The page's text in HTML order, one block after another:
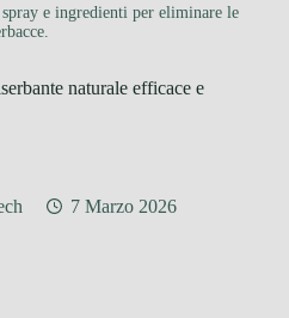
e ingredienti per eliminare le
naturale efficace e
7 Marzo 2026